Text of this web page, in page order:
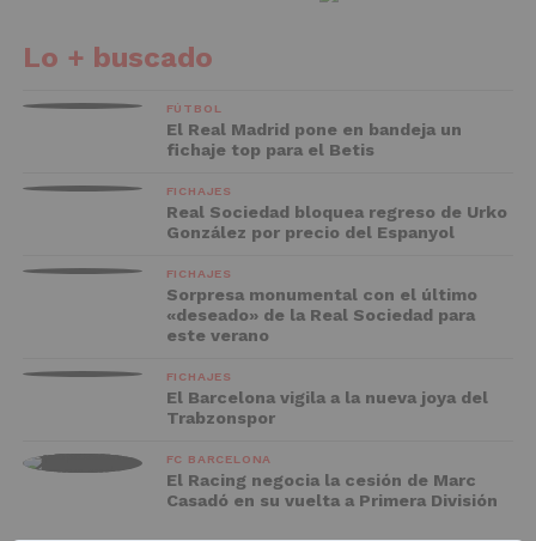
Lo + buscado
FÚTBOL
El Real Madrid pone en bandeja un
fichaje top para el Betis
FICHAJES
Real Sociedad bloquea regreso de Urko
González por precio del Espanyol
FICHAJES
Sorpresa monumental con el último
«deseado» de la Real Sociedad para
este verano
FICHAJES
El Barcelona vigila a la nueva joya del
Trabzonspor
FC BARCELONA
El Racing negocia la cesión de Marc
Casadó en su vuelta a Primera División